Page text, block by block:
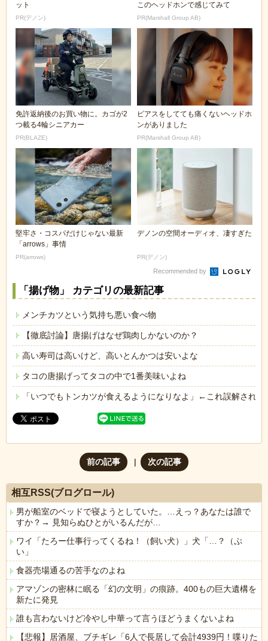
ット
PR(デノン)
このヘッドホンで感じてみて
PR(Marshall Group AB)
免許返納後のお買い物に。カゴが2
つ載る4輪シニアカー
PR(BLAZE)
ピアスをしてても痛くないヘッドホ
ンがありました
PR(Marshall Group AB)
堅牢さ・コスパだけじゃない最新
「arrows」事情
PR(arrows)
デノンの空間オーディオ、凄すぎた
PR(デノン)
Recommended by
「揚げ物」 カテゴリの最新記事
メンチカツという気持ち悪い食べ物
【徹底討論】唐揚げはなぜ鶏肉しかないのか？
高い寿司は高いけど、高いとんかつは安いよな
タコの唐揚げってタコの中で1番美味いよね
「いつでもトンカツが食えるようになりなよ」←これ誤解されて
前の記事 次の記事
相互RSS(ブログロール)
男が船室のベッドで寝ようとしていた。…えっ？あなたは誰で
すか？→ 見知らぬひとがいるんだが…
ワイ「たろー仕事行ってくるね！（飼い犬）」犬「…？（ぷ
い」
食器売場通るの苦手なのよね
アマゾンの密林に眠る「幻の文明」の痕跡。400もの巨大遺構を
新たに発見
誰も言わないけど冷やし中華って言うほどうまくないよね
【悲報】居酒屋、ブチギレ「6人で長居して会計4939円！喋りた